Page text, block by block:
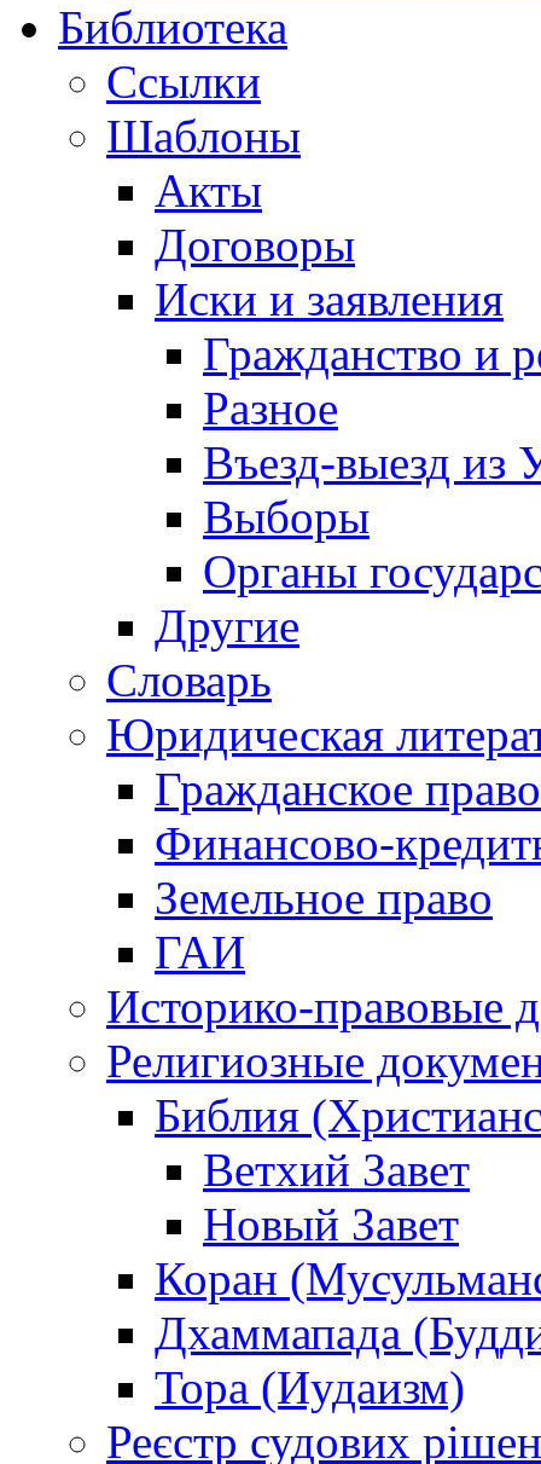
Библиотека
Ссылки
Шаблоны
Акты
Договоры
Иски и заявления
Гражданство и
Разное
Въезд-выезд из
Выборы
Органы
Другие
Словарь
Юридическая
Гражданское право
Финансово-
Земельное право
ГАИ
Историко-правовые
Религиозные
Библия
Ветхий Завет
Новый Завет
Коран
Дхаммапада
Тора (Иудаизм)
Реєстр судових